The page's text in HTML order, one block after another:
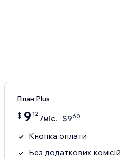
План Plus
$ 9 12 /міс. $960
Кнопка оплати
Без додаткових